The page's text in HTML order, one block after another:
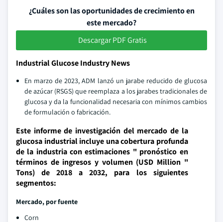
¿Cuáles son las oportunidades de crecimiento en
este mercado?
Descargar PDF Gratis
Industrial Glucose Industry News
En marzo de 2023, ADM lanzó un jarabe reducido de glucosa
de azúcar (RSGS) que reemplaza a los jarabes tradicionales de
glucosa y da la funcionalidad necesaria con mínimos cambios
de formulación o fabricación.
Este informe de investigación del mercado de la
glucosa industrial incluye una cobertura profunda
de la industria con estimaciones " pronóstico en
términos de ingresos y volumen (USD Million "
Tons) de 2018 a 2032, para los siguientes
segmentos:
Mercado, por fuente
Corn